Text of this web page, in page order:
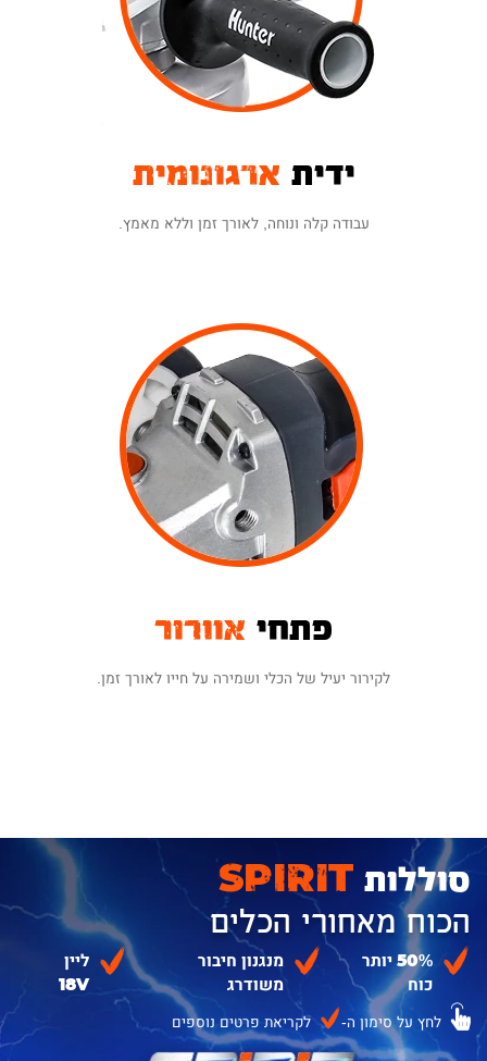
ידית ארגונומית
עבודה קלה ונוחה, לאורך זמן וללא מאמץ.
פתחי אוורור
לקירור יעיל של הכלי ושמירה על חייו לאורך זמן.
סוללות SPIRIT
הכוח מאחורי הכלים
50% יותר
כוח
מנגנון חיבור
משודרג
ליין
18V
לחץ על סימון ה- לקריאת פרטים נוספים